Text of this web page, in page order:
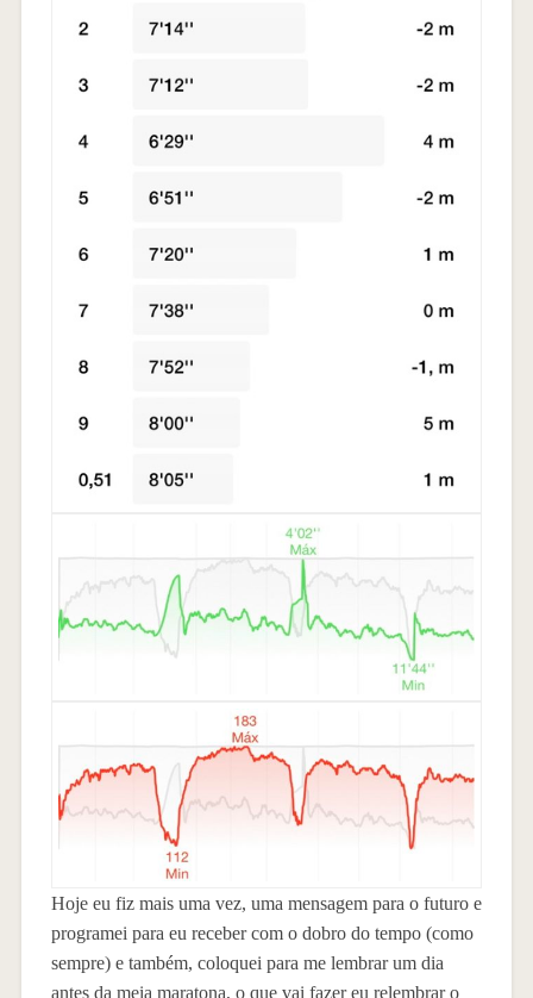
Hoje eu fiz mais uma vez, uma mensagem para o futuro e
programei para eu receber com o dobro do tempo (como
sempre) e também, coloquei para me lembrar um dia
antes da meia maratona, o que vai fazer eu relembrar o